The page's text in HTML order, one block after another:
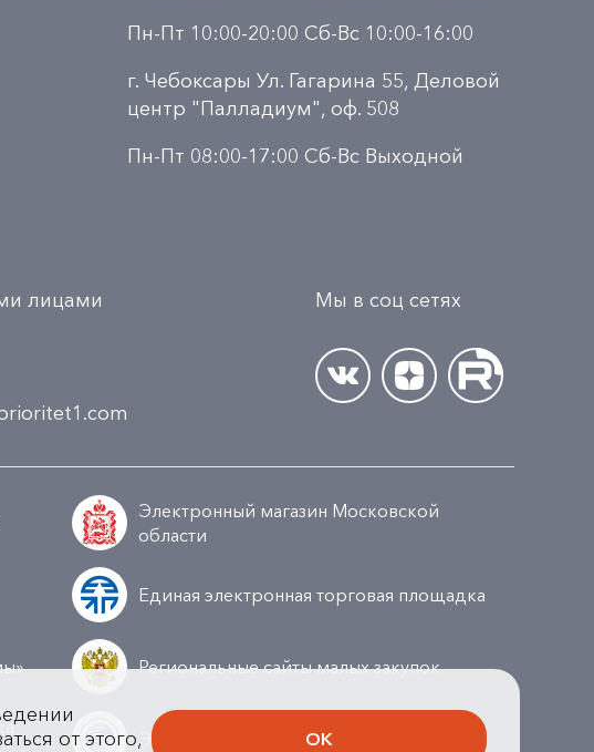
Пн-Пт 10:00-20:00 Сб-Вс 10:00-16:00
г. Чебоксары Ул. Гагарина 55, Деловой
центр "Палладиум", оф. 508
Пн-Пт 08:00-17:00 Сб-Вс Выходной
лицами Мы в соц сетях
Электронный магазин Московской
области
Единая электронная торговая площадка
Региональные сайты малых закупок
Электронная торговая площадка ГПБ
от этого,
ОК